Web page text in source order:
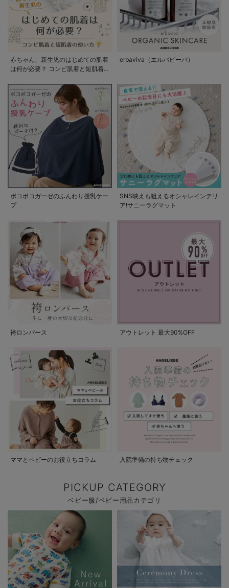
赤ちゃん、新生児のはじめての肌着
は何が必要？ コンビ肌着と短肌着
erbaviva（エルバビーバ）
ポコポコガーゼのふんわり授乳ケー
プ
SNS映えも狙えるオシャレインテリ
ア!サニーラグマット
袴ロンパース アウトレット 最大90%OFF
ママとベビーのお役立ちコラム 入院準備の持ち物チェック
PICKUP CATEGORY
ベビー服/ベビー用品カテゴリ